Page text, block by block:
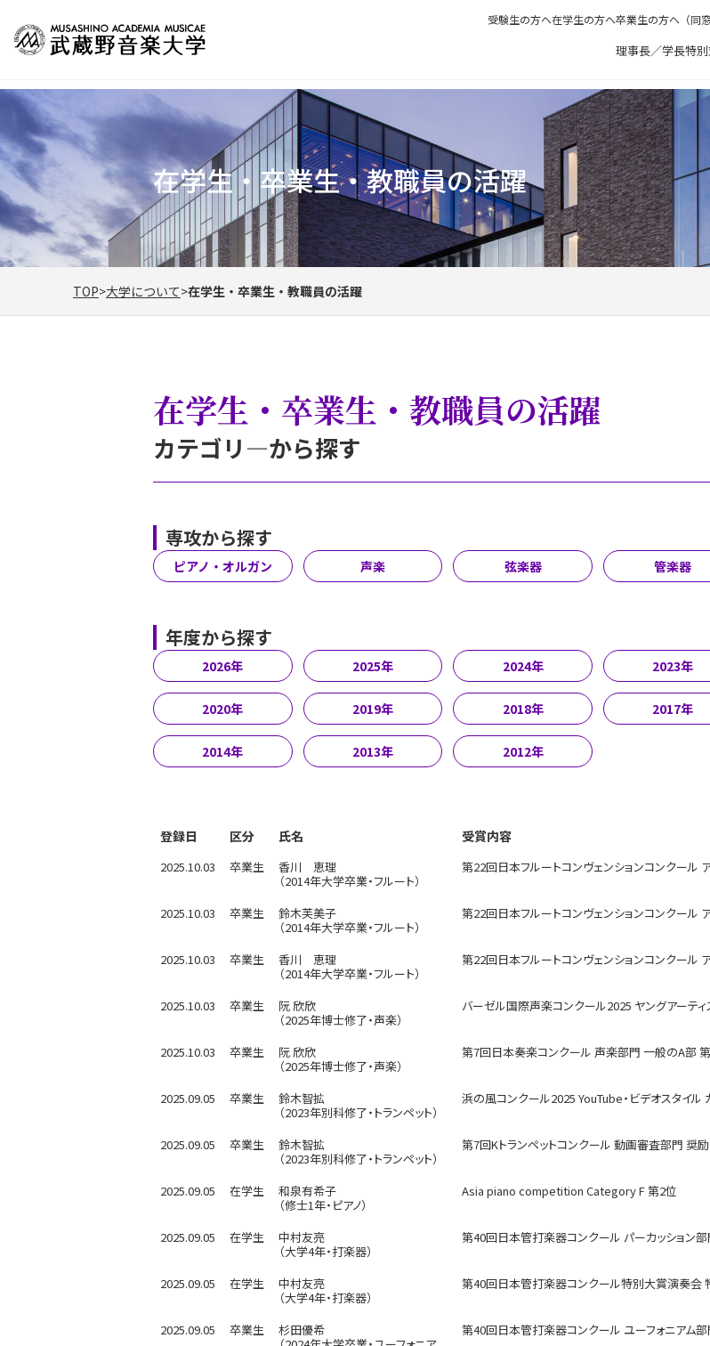
受験生の方へ在学生の方へ卒業生の方へ（同窓
理事長／学長特
在学生・卒業生・教職員の活躍
TOP 大学について 在学生・卒業生・教職員の活躍
在学生・卒業生・教職員の活躍
カテゴリ―から探す
専攻から探す
ピアノ・オルガン 声楽 弦楽器 管楽器
年度から探す
2026年 2025年 2024年 2023年
2020年 2019年 2018年 2017年
2014年 2013年 2012年
登録日 区分 氏名 受賞内容
2025.10.03 卒業生
香川 恵理
（2014年大学卒業・フルート）
第22回日本フルートコンヴェンションコンクール
2025.10.03 卒業生
鈴木芙美子
（2014年大学卒業・フルート）
第22回日本フルートコンヴェンションコンクール
2025.10.03 卒業生
香川 恵理
（2014年大学卒業・フルート）
第22回日本フルートコンヴェンションコンクール
2025.10.03 卒業生
阮 欣欣
（2025年博士修了・声楽）
バーゼル国際声楽コンクール2025 ヤングアーテ
2025.10.03 卒業生
阮 欣欣
（2025年博士修了・声楽）
第7回日本奏楽コンクール 声楽部門 一般のA部
2025.09.05 卒業生
鈴木智拡
（2023年別科修了・トランペット）
浜の風コンクール2025 YouTube・ビデオスタイル
2025.09.05 卒業生
鈴木智拡
（2023年別科修了・トランペット）
第7回Kトランペットコンクール 動画審査部門 奨
2025.09.05 在学生
和泉有希子
（修士1年・ピアノ）
Asia piano competition Category F 第2位
2025.09.05 在学生
中村友亮
（大学4年・打楽器）
第40回日本管打楽器コンクール パーカッション
2025.09.05 在学生
中村友亮
（大学4年・打楽器）
第40回日本管打楽器コンクール特別大賞演奏会
2025.09.05 卒業生
杉田優希
第40回日本管打楽器コンクール ユーフォニアム